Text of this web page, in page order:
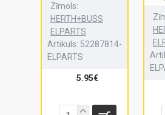
Zīmols:
HERTH+BUSS
ELPARTS
Artikuls: 52287814-
ELPARTS
5.95€